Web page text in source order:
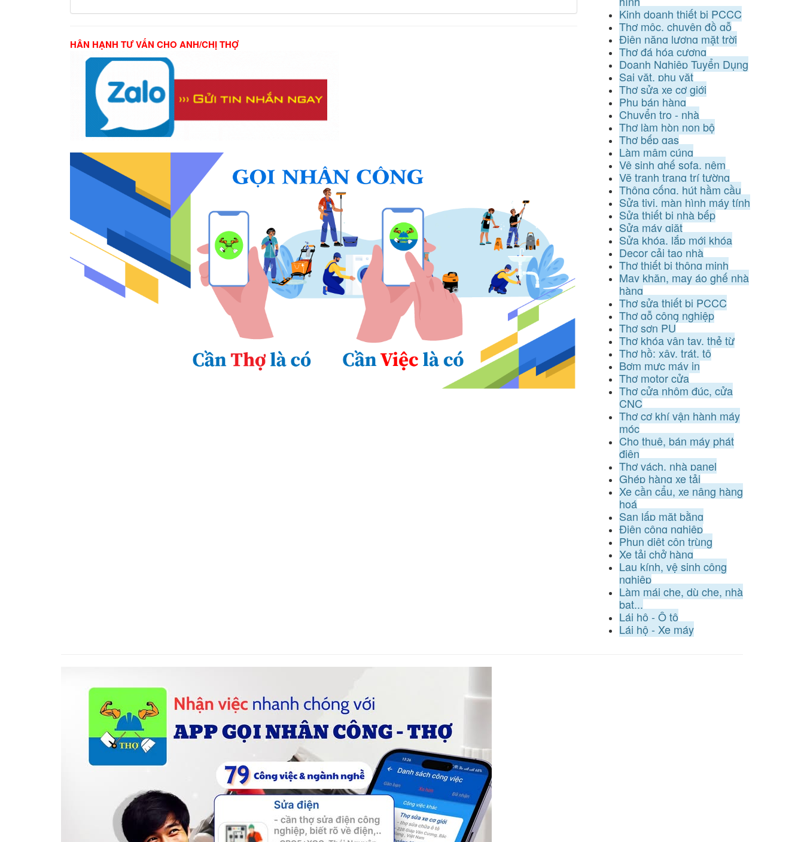
HÂN HẠNH TƯ VẤN CHO ANH/CHỊ THỢ
Kinh doanh thiết bị PCCC
Thợ mộc, chuyên đồ gỗ
Điện năng lượng mặt trời
Thợ đá hóa cương
Doanh Nghiệp Tuyển Dụng
Sai vặt, phụ vặt
Thợ sửa xe cơ giới
Phụ bán hàng
Chuyển trọ - nhà
Thợ làm hòn non bộ
Thợ bếp gas
Làm mâm cúng
Vệ sinh ghế sofa, nệm
Vẽ tranh trang trí tường
Thông cống, hút hầm cầu
Sửa tivi, màn hình máy tính
Sửa thiết bị nhà bếp
Sửa máy giặt
Sửa khóa, lắp mới khóa
Decor cải tạo nhà
Thợ thiết bị thông minh
May khăn, may áo ghế nhà
hàng
Thợ sửa thiết bị PCCC
Thợ gỗ công nghiệp
Thợ sơn PU
Thợ khóa vân tay, thẻ từ
Thợ hồ: xây, trát, tô
Bơm mực máy in
Thợ motor cửa
Thợ cửa nhôm đúc, cửa
CNC
Thợ cơ khí vận hành máy
móc
Cho thuê, bán máy phát
điện
Thợ vách, nhà panel
Ghép hàng xe tải
Xe cần cẩu, xe nâng hàng
hoá
San lấp mặt bằng
Điện công nghiệp
Phun diệt côn trùng
Xe tải chở hàng
Lau kính, vệ sinh công
nghiệp
Làm mái che, dù che, nhà
bạt...
Lái hộ - Ô tô
Lái hộ - Xe máy